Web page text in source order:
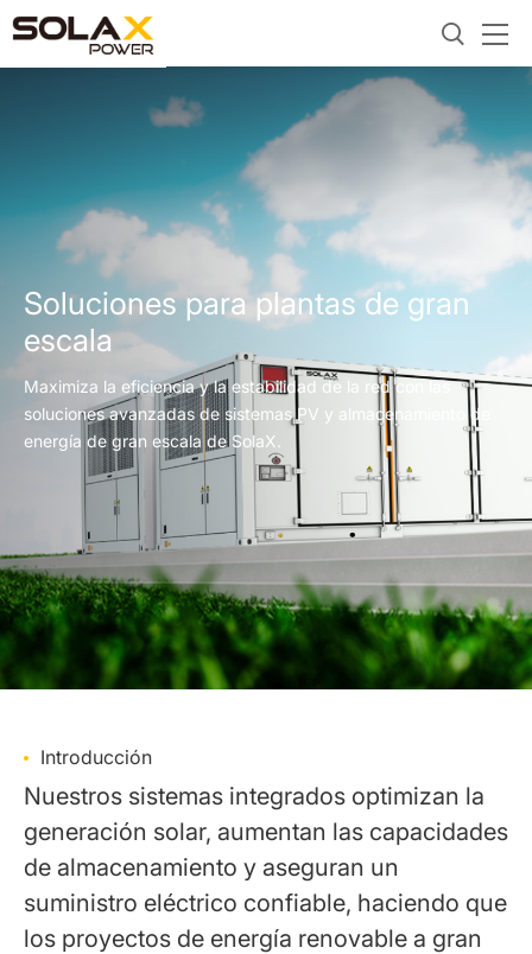
Soluciones para plantas de gran
escala
Maximiza la eficiencia y la estabilidad de la red con las
soluciones avanzadas de sistemas PV y almacenamiento de
energía de gran escala de SolaX.
Introducción
Nuestros sistemas integrados optimizan la
generación solar, aumentan las capacidades
de almacenamiento y aseguran un
suministro eléctrico confiable, haciendo que
los proyectos de energía renovable a gran